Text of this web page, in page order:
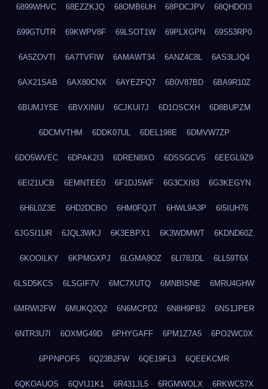
6899WHVC 68EZZKJQ 68OMB6UH 68PDCJPV 68QHDOI3
699GTUTR 69KWPV8F 69LSOT1W 69PLXGPN 69S53RP0
6A5ZOVTI 6A7TVFIW 6AMAWT34 6ANZ4C8L 6AS3LJQ4
6AX21SAB 6AX80CNX 6AYEZFQ7 6B0V87BD 6BA9R10Z
6BUMJY5E 6BVXINIU 6CJKUI7J 6D1OSCXH 6D8BUPZM
6DCMVTHM 6DDK07UL 6DEL198E 6DMVW7ZP
6DO5WVEC 6DPAK2I3 6DREN8XO 6DSSGCV5 6EEGL9Z9
6EI21UCB 6EMNTEE0 6F1DJ5WF 6G3CXI93 6G3KEGYN
6H6L0Z3E 6HD2DCBO 6HM0FQJT 6HWL9A3P 6I5IUH76
6JGSI1UR 6JQL3WKJ 6K3EBPX1 6K3WDMWT 6KDND60Z
6KOOILKY 6KPMGXPJ 6LGMA8OZ 6LI78JDL 6LL59T6X
6LSD5KCS 6LSGIF7V 6MC7XUTQ 6MNBISNE 6MRU4GHW
6MRWI2FW 6MUKQ2Q2 6N6MCPD2 6N8H9PB2 6NS1JPER
6NTR3U7I 6OXMG49D 6PHYGAFF 6PM1Z7A5 6PO2WC0X
6PPNPOF5 6Q23B2FW 6QE19FL3 6QEEKCMR
6QKOAUOS 6QVIJ1K1 6R431JL5 6RGMWOLX 6RKWC57X